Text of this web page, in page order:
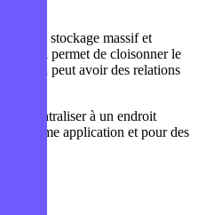
de stockage massif et
Excel permet de cloisonner le
et on peut avoir des relations
de centraliser à un endroit
même application et pour des